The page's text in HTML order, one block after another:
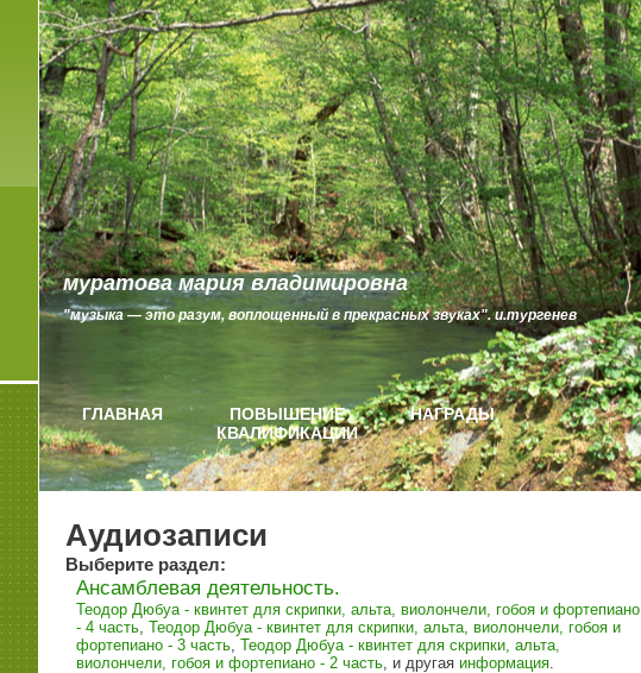
муратова мария владимировна
"музыка — это разум, воплощенный в прекрасных звуках". и.тургенев
ГЛАВНАЯ
ПОВЫШЕНИЕ
КВАЛИФИКАЦИИ
НАГРАДЫ
Аудиозаписи
Выберите раздел:
Ансамблевая деятельность.
Теодор Дюбуа - квинтет для скрипки, альта, виолончели, гобоя и фортепиано
- 4 часть, Теодор Дюбуа - квинтет для скрипки, альта, виолончели, гобоя и
фортепиано - 3 часть, Теодор Дюбуа - квинтет для скрипки, альта,
виолончели, гобоя и фортепиано - 2 часть, и другая информация.